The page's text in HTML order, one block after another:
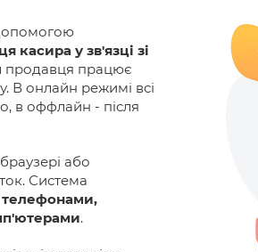
касира у зв'язці зі
продавця працює
В онлайн режимі всі
в оффлайн - після
або
Система
телефонами,
.